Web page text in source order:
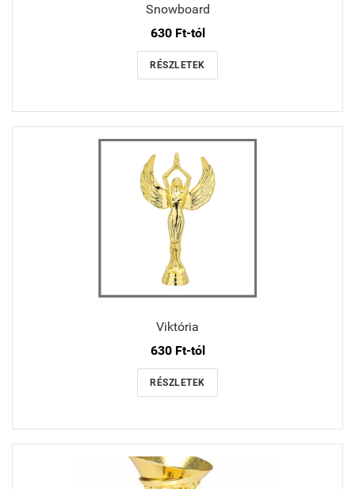
Snowboard
630 Ft-tól
RÉSZLETEK
Viktória
630 Ft-tól
RÉSZLETEK